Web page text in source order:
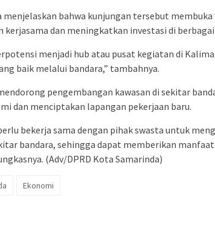
menjelaskan bahwa kunjungan tersebut membuka
kerjasama dan meningkatkan investasi di
menjadi hub atau pusat kegiatan di
baik melalui bandara,” tambahnya.
pengembangan kawasan di sekitar
dan menciptakan lapangan pekerjaan baru.
bekerja sama dengan pihak swasta untuk
bandara, sehingga dapat memberikan
(Adv/DPRD Kota Samarinda)
Ekonomi